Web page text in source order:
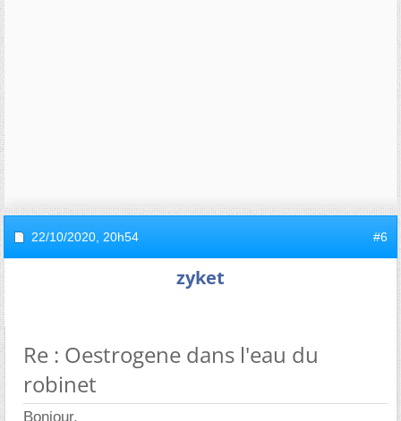
22/10/2020, 20h54 #6
zyket
Re : Oestrogene dans l'eau du
robinet
Bonjour,